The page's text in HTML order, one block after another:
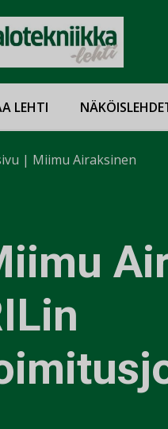
LEHTI
| Miimu Airaksinen